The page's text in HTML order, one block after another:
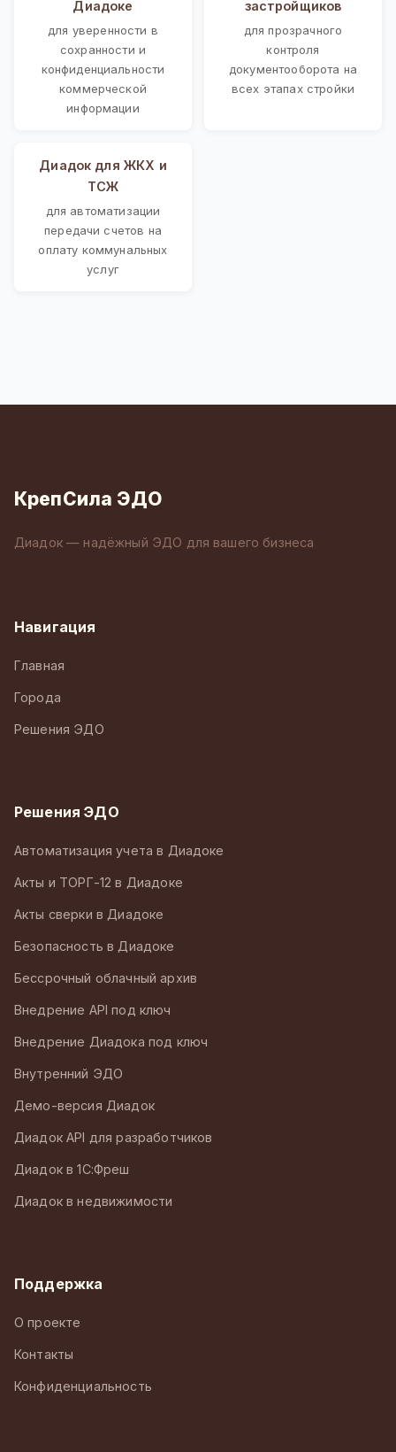
Диадоке
для уверенности в
сохранности и
конфиденциальности
коммерческой
информации
застройщиков
для прозрачного
контроля
документооборота на
всех этапах стройки
Диадок для ЖКХ и
ТСЖ
для автоматизации
передачи счетов на
оплату коммунальных
услуг
КрепСила ЭДО
Диадок — надёжный ЭДО для вашего бизнеса
Навигация
Главная
Города
Решения ЭДО
Решения ЭДО
Автоматизация учета в Диадоке
Акты и ТОРГ-12 в Диадоке
Акты сверки в Диадоке
Безопасность в Диадоке
Бессрочный облачный архив
Внедрение API под ключ
Внедрение Диадока под ключ
Внутренний ЭДО
Демо-версия Диадок
Диадок API для разработчиков
Диадок в 1С:Фреш
Диадок в недвижимости
Поддержка
О проекте
Контакты
Конфиденциальность